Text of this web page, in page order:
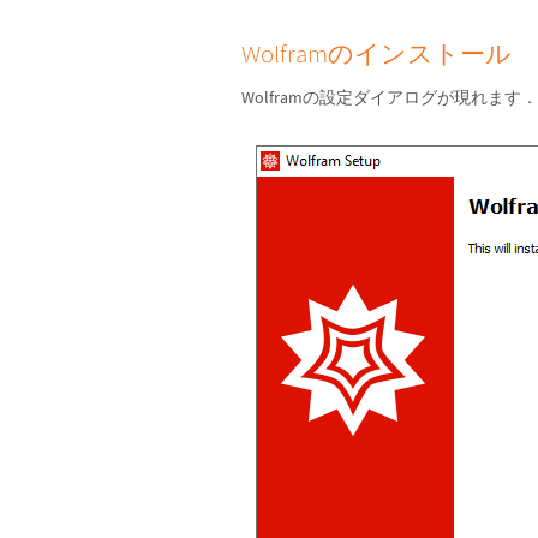
Wolframのインストール
Wolframの設定ダイアログが現れます．